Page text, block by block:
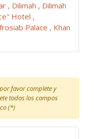
, Dilimah , Dilimah
Hotel ,
Palace , Khan
favor complete y
todos los campos
(*)